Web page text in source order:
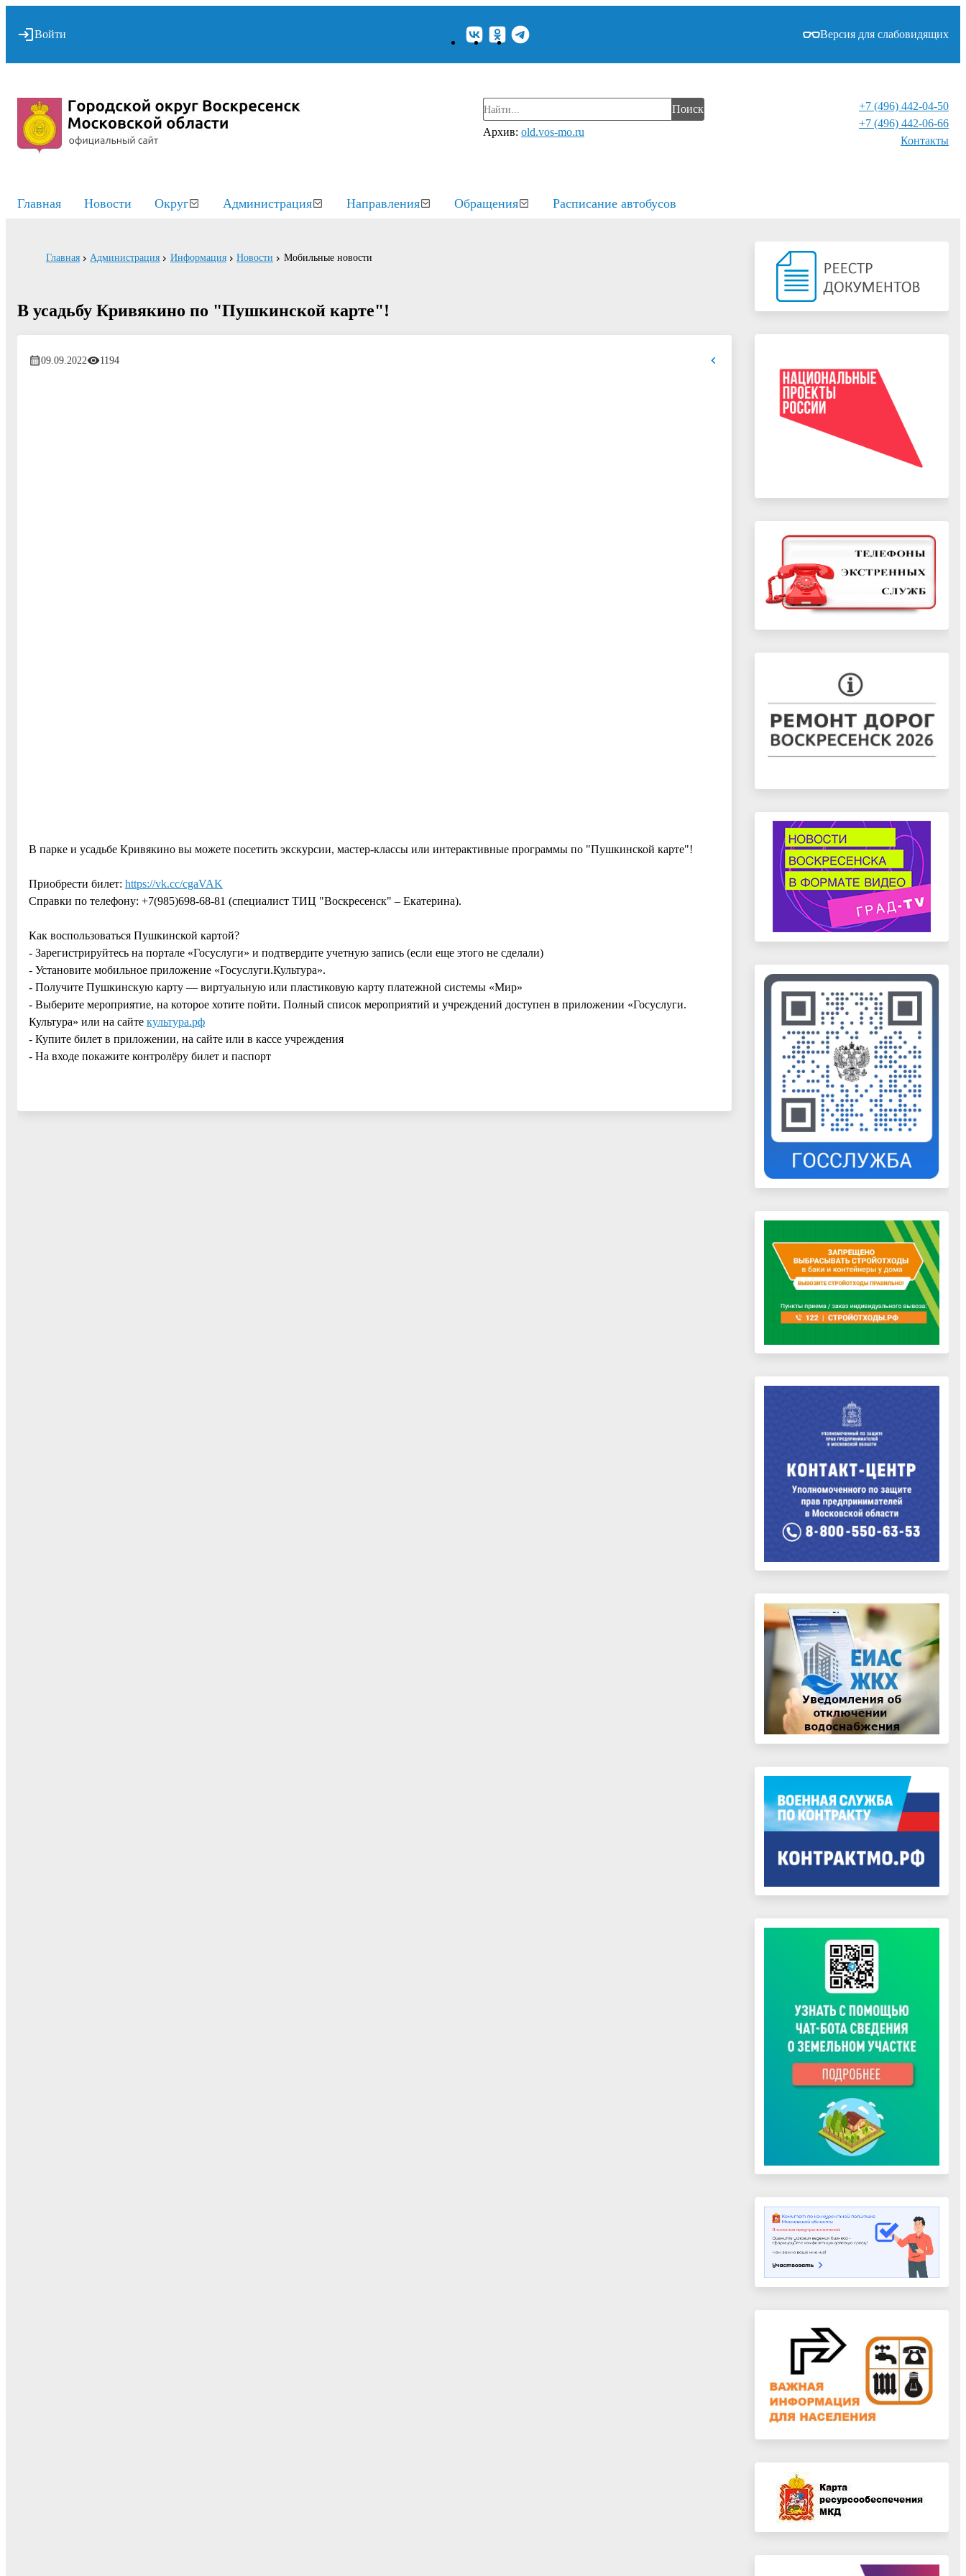
Войти Версия для слабовидящих
Поиск
Архив: old.vos-mo.ru
+7 (496) 442-04-50
+7 (496) 442-06-66
Контакты⁠
Главная Новости Округ Администрация Направления Обращения Расписание автобусов
Главная Администрация Информация Новости Мобильные новости
В усадьбу Кривякино по "Пушкинской карте"!
09.09.2022 1194
В парке и усадьбе Кривякино вы можете посетить экскурсии, мастер-классы или интерактивные программы по "Пушкинской карте"!
Приобрести билет: https://vk.cc/cgaVAK
Справки по телефону: +7(985)698-68-81 (специалист ТИЦ "Воскресенск" – Екатерина).
Как воспользоваться Пушкинской картой?
- Зарегистрируйтесь на портале «Госуслуги» и подтвердите учетную запись (если еще этого не сделали)
- Установите мобильное приложение «Госуслуги.Культура».
- Получите Пушкинскую карту — виртуальную или пластиковую карту платежной системы «Мир»
- Выберите мероприятие, на которое хотите пойти. Полный список мероприятий и учреждений доступен в приложении «Госуслуги.
Культура» или на сайте культура.рф
- Купите билет в приложении, на сайте или в кассе учреждения
- На входе покажите контролёру билет и паспорт